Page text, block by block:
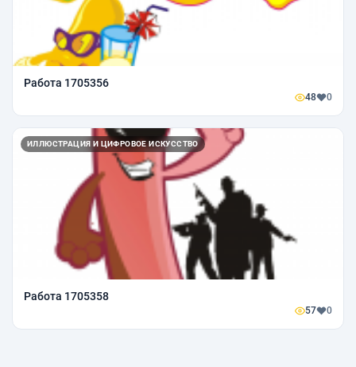
Работа 1705356
48 0
ИЛЛЮСТРАЦИЯ И ЦИФРОВОЕ ИСКУССТВО
Работа 1705358
57 0